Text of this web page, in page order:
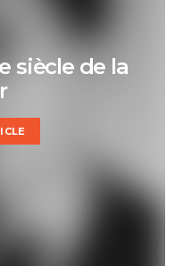
siècle de la